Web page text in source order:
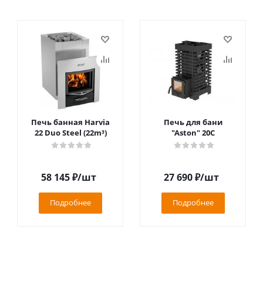
Печь банная Harvia
22 Duo Steel (22m³)
58 145₽/шт
Подробнее
Печь для бани
"Aston" 20С
27 690₽/шт
Подробнее